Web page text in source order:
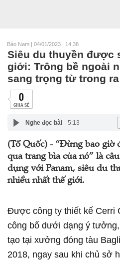
Bảo Nam | 04/01/2023 | 14:38
Siêu du thuyền được
giới: Trông bề ngoài
sang trọng từ trong
0
CHIA SẺ
Nghe đọc bài 5:13
(Tổ Quốc) - “Đừng bao giờ
qua trang bìa của nó” là
dụng với Panam, siêu du
nhiều nhất thế giới.
Được công ty thiết kế Cerri
công bố dưới dạng ý
tạo tại xưởng đóng tàu
2018, ngay sau khi chủ sở